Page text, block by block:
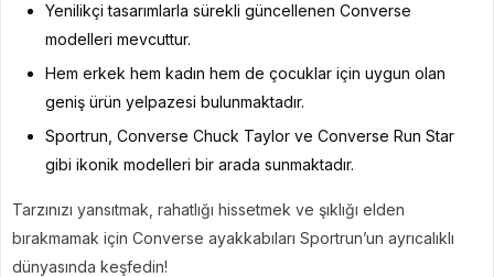
Yenilikçi tasarımlarla sürekli güncellenen Converse
modelleri mevcuttur.
Hem erkek hem kadın hem de çocuklar için uygun olan
geniş ürün yelpazesi bulunmaktadır.
Sportrun, Converse Chuck Taylor ve Converse Run Star
gibi ikonik modelleri bir arada sunmaktadır.
Tarzınızı yansıtmak, rahatlığı hissetmek ve şıklığı elden
bırakmamak için Converse ayakkabıları Sportrun’un ayrıcalıklı
dünyasında keşfedin!